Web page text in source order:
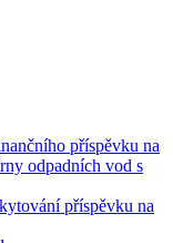
příspěvku na
odpadních vod s
příspěvku na